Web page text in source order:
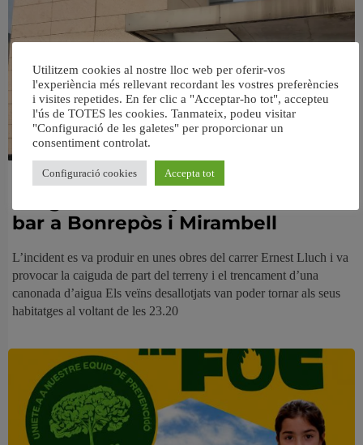
Un desprendiment en unes obres
bar a Bonrepòs i Mirambell
L’incident es va produir en unes obres del carrer Ernest Lluch i va
provocar la caiguda de part del terreny i el trencament d’una
canonada d’aigua Els veïns desallotjats van poder tornar als seus
habitatges al voltant de les 23.20
Utilitzem cookies al nostre lloc web per oferir-vos
l'experiència més rellevant recordant les vostres preferències
i visites repetides. En fer clic a "Acceptar-ho tot", accepteu
l'ús de TOTES les cookies. Tanmateix, podeu visitar
"Configuració de les galetes" per proporcionar un
consentiment controlat.
Configuració cookies Accepta tot